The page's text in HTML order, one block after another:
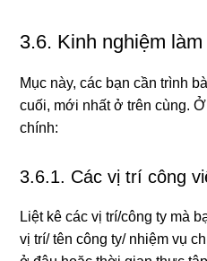
3.6. Kinh nghiệm
Mục này, các bạn cần trình
cuối, mới nhất ở trên cùng.
chính:
3.6.1. Các vị trí công
Liệt kê các vị trí/công ty mà
vị trí/ tên công ty/ nhiệm vụ